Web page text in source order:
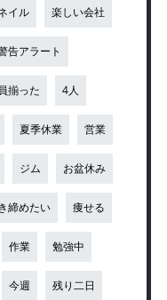
イル 楽しい会社
告アラート
揃った 4人
夏季休業 営業
ジム お盆休み
締めたい 痩せる
作業 勉強中
今週 残り二日